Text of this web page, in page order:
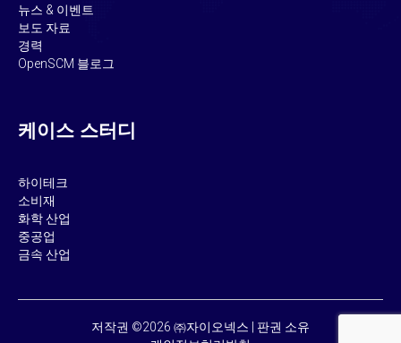
뉴스 & 이벤트
보도 자료
경력
OpenSCM 블로그
케이스 스터디
하이테크
소비재
화학 산업
중공업
금속 산업
저작권 ©2026 ㈜자이오넥스 | 판권 소유